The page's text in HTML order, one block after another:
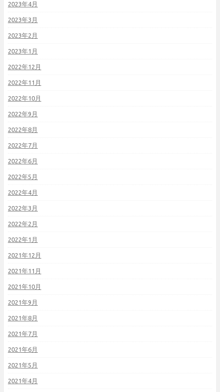
2023年4月
2023年3月
2023年2月
2023年1月
2022年12月
2022年11月
2022年10月
2022年9月
2022年8月
2022年7月
2022年6月
2022年5月
2022年4月
2022年3月
2022年2月
2022年1月
2021年12月
2021年11月
2021年10月
2021年9月
2021年8月
2021年7月
2021年6月
2021年5月
2021年4月